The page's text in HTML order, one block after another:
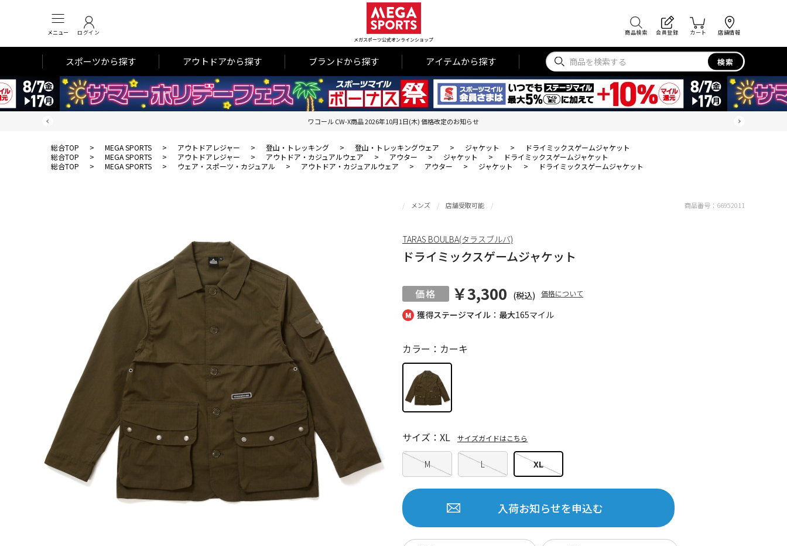
メニュー ログイン
メガスポーツ公式オンラインショップ
商品検索 会員登録 カート 店舗情報
スポーツから探す アウトドアから探す ブランドから探す アイテムから探す 検索
ワコール CW-X商品 2026年10月1日(木) 価格改定のお知らせ
総合TOP > MEGA SPORTS > アウトドアレジャー > 登山・トレッキング > 登山・トレッキングウェア > ジャケット >
ドライミックスゲームジャケット
総合TOP
> MEGA SPORTS > アウトドアレジャー > アウトドア・カジュアルウェア > アウター > ジャケット >
ドライミックスゲームジャケット
総合TOP
> MEGA SPORTS > ウェア・スポーツ・カジュアル > アウトドア・カジュアルウェア > アウター > ジャケット > ドライミックスゲームジャケット
獲得ステージマイル：最大165マイル
メンズ 店舗受取可能
ドライミックスゲームジャケット
￥3,300 (税込) 価格について
カラー：カーキ
M L XL
サイズ：XL サイズガイドはこちら
入荷お知らせを申込む
商品番号： 66952011
TARAS BOULBA(タラスブルバ)